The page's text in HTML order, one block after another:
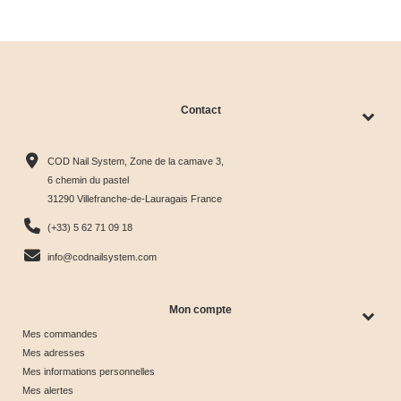
Tips &
nuancier
 
& Tips
Glow &
Collection
Contact
COD Nail System, Zone de la camave 3,
6 chemin du pastel
31290 Villefranche-de-Lauragais France
(+33) 5 62 71 09 18
info@codnailsystem.com
Mon compte
Mes commandes
Mes adresses
Mes informations personnelles
Mes alertes